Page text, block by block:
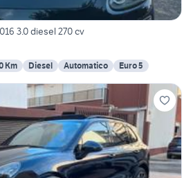
3.0 diesel 270 cv
Km Diesel Automatico Euro 5